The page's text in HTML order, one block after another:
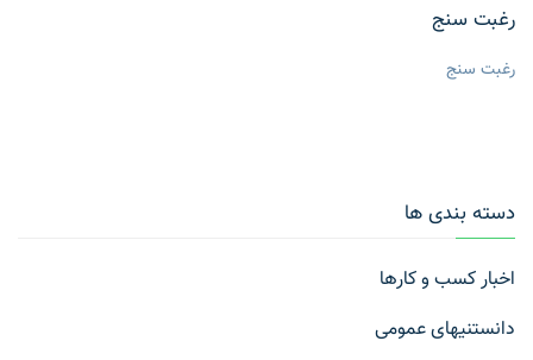
رغبت سنج
رغبت سنج
دسته بندی ها
اخبار کسب و کارها
دانستنیهای عمومی